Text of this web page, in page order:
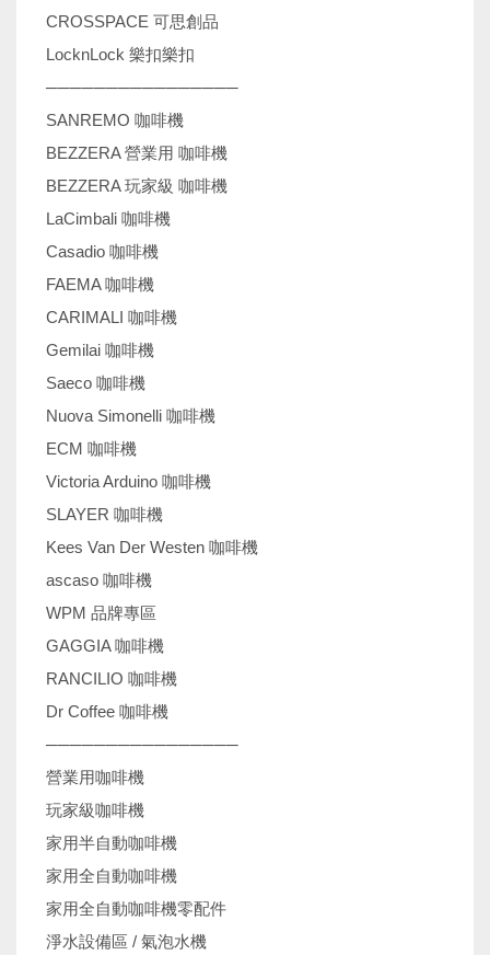
CROSSPACE 可思創品
LocknLock 樂扣樂扣
────────────────
SANREMO 咖啡機
BEZZERA 營業用 咖啡機
BEZZERA 玩家級 咖啡機
LaCimbali 咖啡機
Casadio 咖啡機
FAEMA 咖啡機
CARIMALI 咖啡機
Gemilai 咖啡機
Saeco 咖啡機
Nuova Simonelli 咖啡機
ECM 咖啡機
Victoria Arduino 咖啡機
SLAYER 咖啡機
Kees Van Der Westen 咖啡機
ascaso 咖啡機
WPM 品牌專區
GAGGIA 咖啡機
RANCILIO 咖啡機
Dr Coffee 咖啡機
────────────────
營業用咖啡機
玩家級咖啡機
家用半自動咖啡機
家用全自動咖啡機
家用全自動咖啡機零配件
淨水設備區 / 氣泡水機